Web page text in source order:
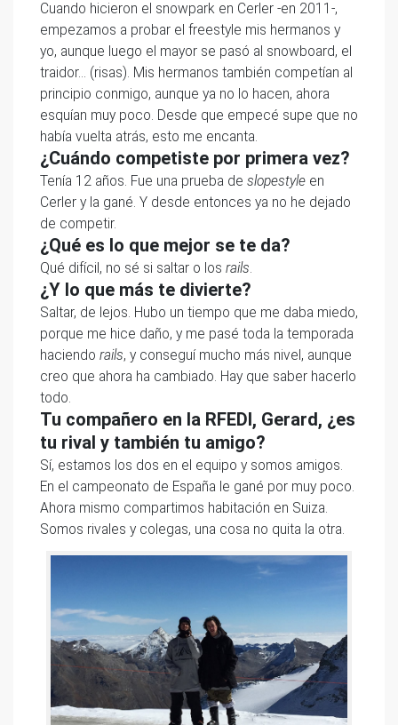
Cuando hicieron el snowpark en Cerler -en 2011-,
empezamos a probar el freestyle mis hermanos y
yo, aunque luego el mayor se pasó al snowboard, el
traidor… (risas). Mis hermanos también competían al
principio conmigo, aunque ya no lo hacen, ahora
esquían muy poco. Desde que empecé supe que no
había vuelta atrás, esto me encanta.
¿Cuándo competiste por primera vez?
Tenía 12 años. Fue una prueba de slopestyle en
Cerler y la gané. Y desde entonces ya no he dejado
de competir.
¿Qué es lo que mejor se te da?
Qué difícil, no sé si saltar o los rails.
¿Y lo que más te divierte?
Saltar, de lejos. Hubo un tiempo que me daba miedo,
porque me hice daño, y me pasé toda la temporada
haciendo rails, y conseguí mucho más nivel, aunque
creo que ahora ha cambiado. Hay que saber hacerlo
todo.
Tu compañero en la RFEDI, Gerard, ¿es
tu rival y también tu amigo?
Sí, estamos los dos en el equipo y somos amigos.
En el campeonato de España le gané por muy poco.
Ahora mismo compartimos habitación en Suiza.
Somos rivales y colegas, una cosa no quita la otra.